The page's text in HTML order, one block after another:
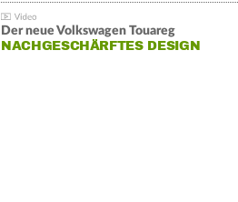
Der neue Volkswagen Touareg
NACHGESCHÄRFTES DESIGN